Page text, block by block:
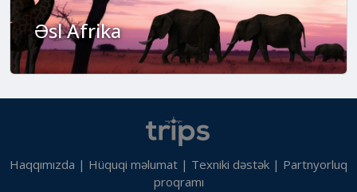
Əsl Afrika
Haqqımızda | Hüquqi məlumat | Texniki dəstək | Partnyorluq
proqramı